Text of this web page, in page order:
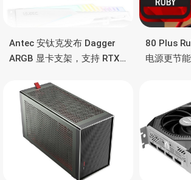
Antec 安钛克发布 Dagger
ARGB 显卡支架，支持 RTX
彩灯效
80 Plus
电源更节